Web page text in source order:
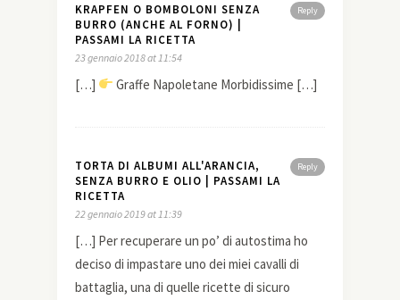
Reply
KRAPFEN O BOMBOLONI SENZA
BURRO (ANCHE AL FORNO) |
PASSAMI LA RICETTA
23 gennaio 2018 at 11:54
[…] Graffe Napoletane Morbidissime […]
Reply
TORTA DI ALBUMI ALL'ARANCIA,
SENZA BURRO E OLIO | PASSAMI LA
RICETTA
22 gennaio 2019 at 11:39
[…] Per recuperare un po’ di autostima ho
deciso di impastare uno dei miei cavalli di
battaglia, una di quelle ricette di sicuro